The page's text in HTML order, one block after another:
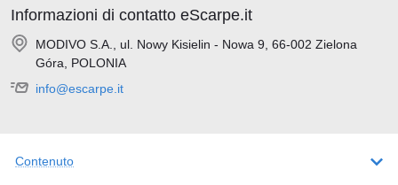
Contenuto
Informazioni di contatto eScarpe.it
MODIVO S.A., ul. Nowy Kisielin - Nowa 9, 66-002 Zielona
Góra, POLONIA
info@escarpe.it